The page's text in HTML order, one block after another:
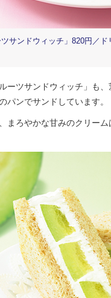
ツサンドウィッチ」820円／
ーツサンドウィッチ」も
パンでサンドしています。
まろやかな甘みのクリー